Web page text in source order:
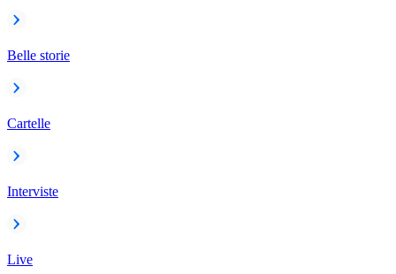
Belle storie
Cartelle
Interviste
Live